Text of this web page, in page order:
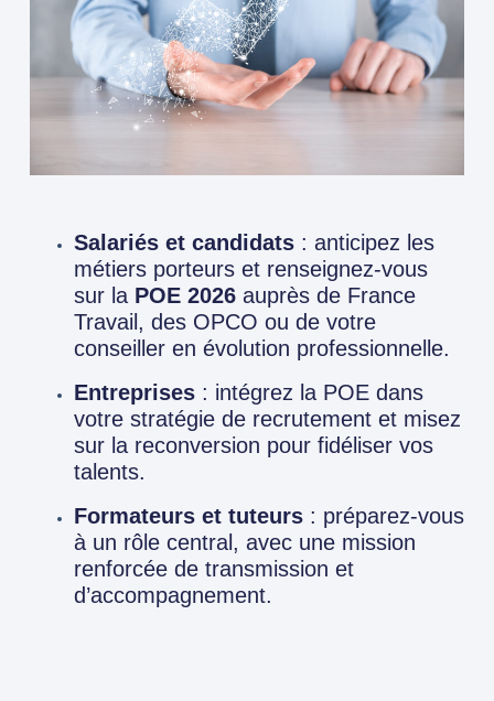
Salariés et candidats: anticipez les
métiers porteurs et renseignez-vous
sur la POE 2026auprès de France
Travail, des OPCO ou de votre
conseiller en évolution professionnelle.
Entreprises: intégrez la POE dans
votre stratégie de recrutement et misez
sur la reconversion pour fidéliser vos
talents.
Formateurs et tuteurs: préparez-vous
à un rôle central, avec une mission
renforcée de transmission et
d’accompagnement.